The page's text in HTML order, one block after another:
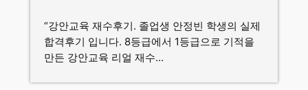
“강안교육 재수후기. 졸업생 안정빈 학생의 실제
합격후기 입니다. 8등급에서 1등급으로 기적을
만든 강안교육 리얼 재수…